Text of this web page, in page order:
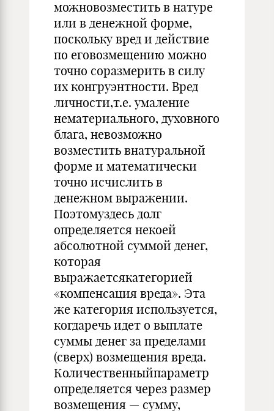
можновозместить в натуре
или в денежной форме,
поскольку вред и действие
по еговозмещению можно
точно соразмерить в силу
их конгруэнтности. Вред
личности,т.е. умаление
нематериального, духовного
блага, невозможно
возместить внатуральной
форме и математически
точно исчислить в
денежном выражении.
Поэтомуздесь долг
определяется некоей
абсолютной суммой денег,
которая
выражаетсякатегорией
«компенсация вреда». Эта
же категория используется,
когдаречь идет о выплате
суммы денег за пределами
(сверх) возмещения вреда.
Количественныйпараметр
определяется через размер
возмещения — сумму,